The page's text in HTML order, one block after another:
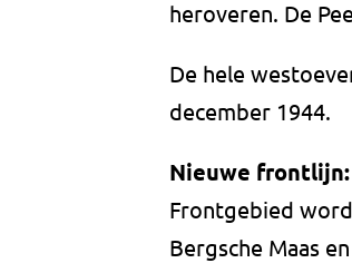
heroveren. De
De hele
december 1944.
Nieuwe
Frontgebied
Bergsche Maas